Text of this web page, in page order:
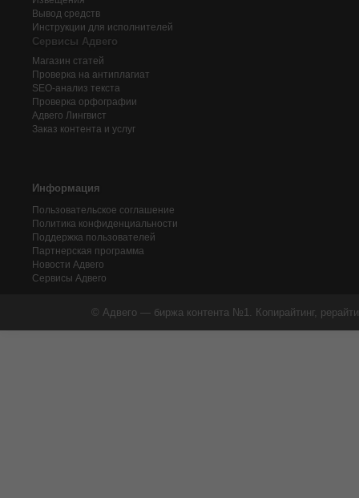
Вывод средств
Инструкции для исполнителей
Сервисы Адвего
Магазин статей
Проверка на антиплагиат
SEO-анализ текста
Проверка орфографии
Адвего Лингвист
Заказ контента и услуг
Информация
Пользовательское соглашение
Политика конфиденциальности
Поддержка пользователей
Партнерская программа
Новости Адвего
Сервисы Адвего
© Адвего — биржа контента №1. Копирайтинг,